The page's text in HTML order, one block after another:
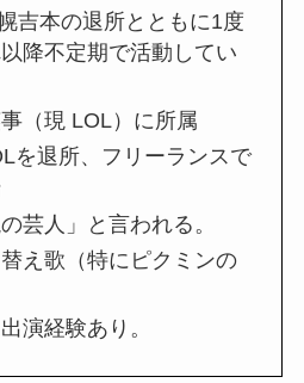
吉本の退所とともに1度
降不定期で活動してい
（現 LOL）に所属
を退所、フリーランスで
芸人」と言われる。
え歌（特にピクミンの
演経験あり。